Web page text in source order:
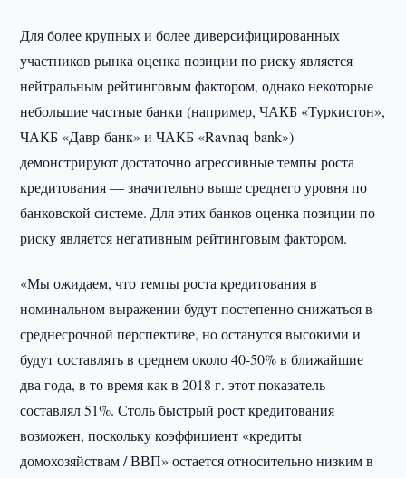
Для более крупных и более диверсифицированных
участников рынка оценка позиции по риску является
нейтральным рейтинговым фактором, однако некоторые
небольшие частные банки (например, ЧАКБ «Туркистон»,
ЧАКБ «Давр-банк» и ЧАКБ «Ravnaq-bank»)
демонстрируют достаточно агрессивные темпы роста
кредитования — значительно выше среднего уровня по
банковской системе. Для этих банков оценка позиции по
риску является негативным рейтинговым фактором.
«Мы ожидаем, что темпы роста кредитования в
номинальном выражении будут постепенно снижаться в
среднесрочной перспективе, но останутся высокими и
будут составлять в среднем около 40-50% в ближайшие
два года, в то время как в 2018 г. этот показатель
составлял 51%. Столь быстрый рост кредитования
возможен, поскольку коэффициент «кредиты
домохозяйствам / ВВП» остается относительно низким в